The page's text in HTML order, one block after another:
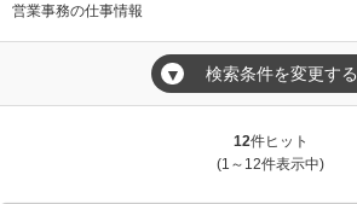
営業事務の仕事情報
▼ 検索条件を変更する
12件ヒット
(1～12件表示中)